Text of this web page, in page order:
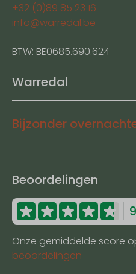
+32 (0)89 85 23 16
info@warredal.be
BTW: BE0685.690.624
Warredal
Bijzonder
Beoordelingen
Onze gemiddelde score
beoordelingen